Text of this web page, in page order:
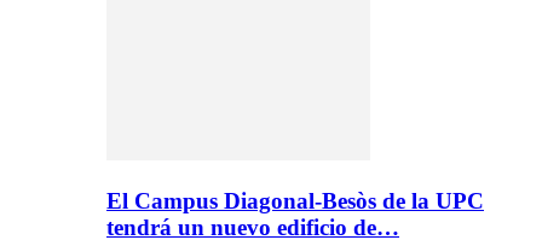
El Campus Diagonal-Besòs de la UPC
tendrá un nuevo edificio de…